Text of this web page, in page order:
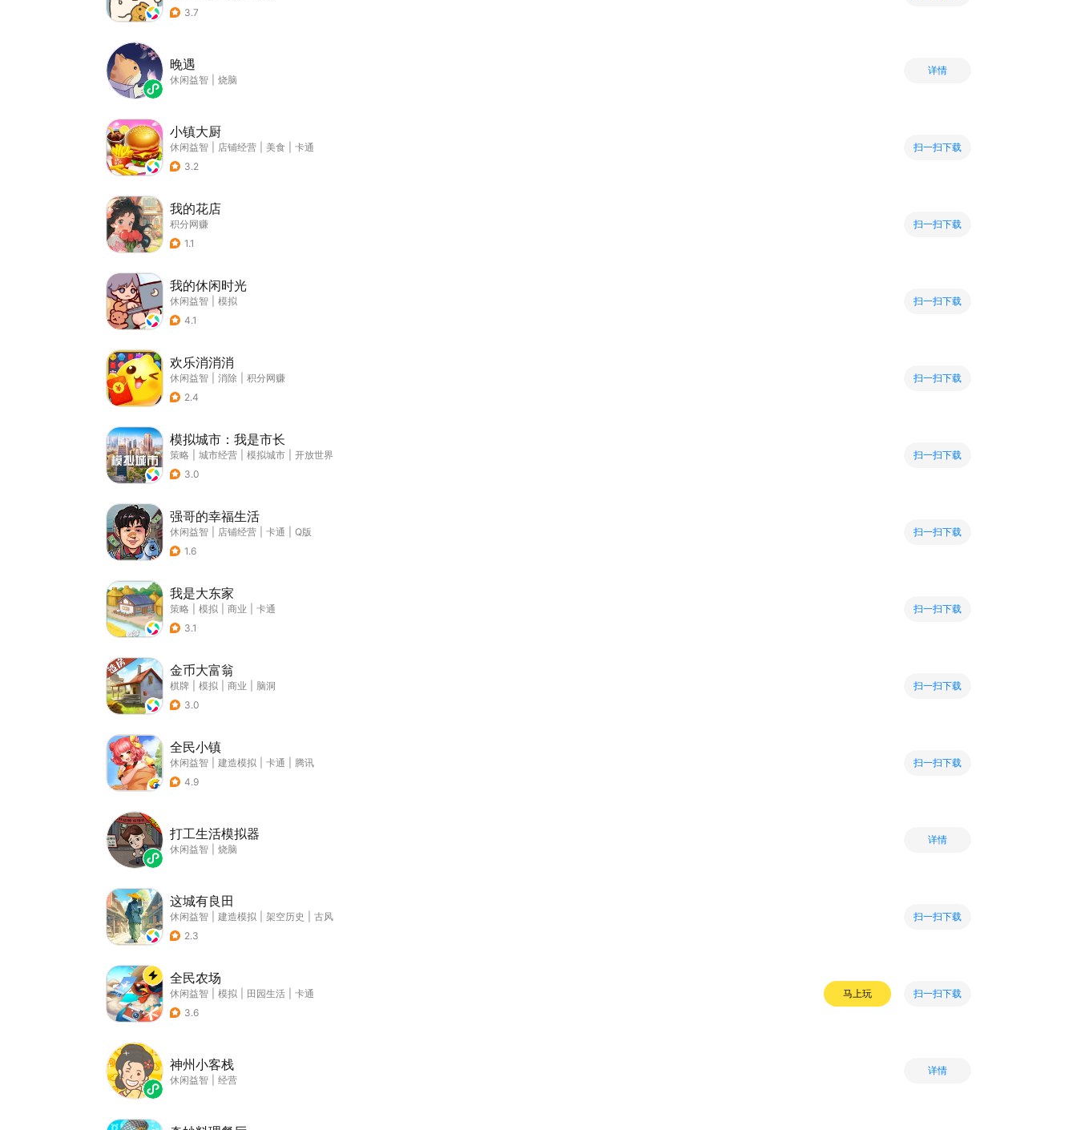
3.7
晚遇
休闲益智 烧脑
详情
小镇大厨
休闲益智 店铺经营 美食
卡通
3.2
扫一扫下载
我的花店
积分网赚
1.1
扫一扫下载
我的休闲时光
休闲益智
模拟
4.1
扫一扫下载
欢乐消消消
休闲益智 消除
积分网赚
2.4
扫一扫下载
模拟城市：我是市长
策略 城市经营 模拟城市
开放世界
3.0
扫一扫下载
强哥的幸福生活
休闲益智 店铺经营 卡通
Q版
1.6
扫一扫下载
我是大东家
策略 模拟 商业
卡通
3.1
扫一扫下载
金币大富翁
棋牌 模拟 商业
脑洞
3.0
扫一扫下载
全民小镇
休闲益智 建造模拟 卡通
腾讯
4.9
扫一扫下载
打工生活模拟器
休闲益智 烧脑
详情
这城有良田
休闲益智 建造模拟 架空历史
古风
2.3
扫一扫下载
全民农场
休闲益智 模拟 田园生活
卡通
3.6
马上玩 扫一扫下载
神州小客栈
休闲益智 经营
详情